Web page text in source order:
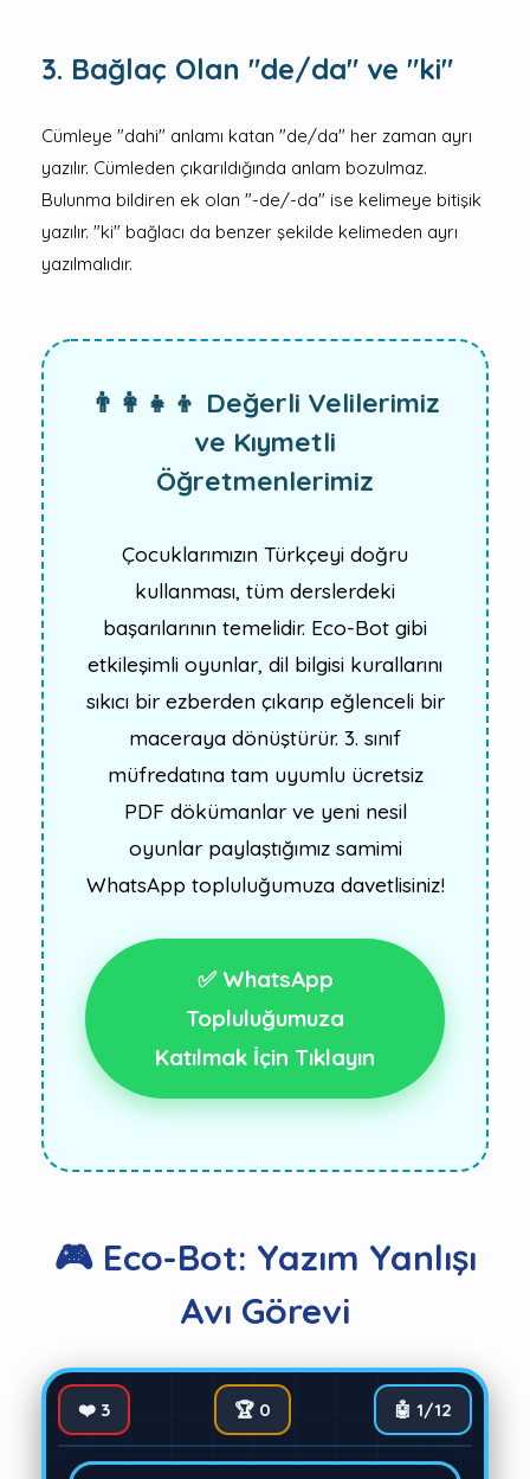
3. Bağlaç Olan "de/da" ve "ki"
Cümleye "dahi" anlamı katan "de/da" her zaman ayrı
yazılır. Cümleden çıkarıldığında anlam bozulmaz.
Bulunma bildiren ek olan "-de/-da" ise kelimeye bitişik
yazılır. "ki" bağlacı da benzer şekilde kelimeden ayrı
yazılmalıdır.
👨‍👩‍👧‍👦 Değerli Velilerimiz
ve Kıymetli
Öğretmenlerimiz
Çocuklarımızın Türkçeyi doğru
kullanması, tüm derslerdeki
başarılarının temelidir. Eco-Bot gibi
etkileşimli oyunlar, dil bilgisi kurallarını
sıkıcı bir ezberden çıkarıp eğlenceli bir
maceraya dönüştürür. 3. sınıf
müfredatına tam uyumlu ücretsiz
PDF dökümanlar ve yeni nesil
oyunlar paylaştığımız samimi
WhatsApp topluluğumuza davetlisiniz!
✅ WhatsApp
Topluluğumuza
Katılmak İçin Tıklayın
🎮 Eco-Bot: Yazım Yanlışı
Avı Görevi
❤️ 3 🏆 0 🤖 1/12